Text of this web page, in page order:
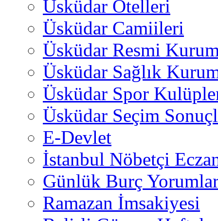
Üsküdar Otelleri
Üsküdar Camiileri
Üsküdar Resmi
Üsküdar Sağlık
Üsküdar Spor
Üsküdar Seçim
E-Devlet
İstanbul Nöbetçi
Günlük Burç
Ramazan İmsakiyesi